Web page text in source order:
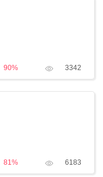
90% 3342
81% 6183